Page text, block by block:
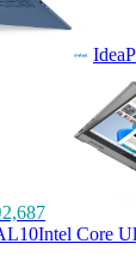
Intel Core